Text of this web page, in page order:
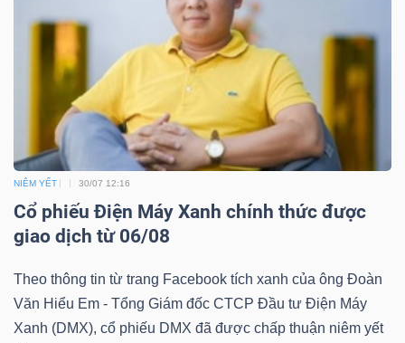
NIÊM YẾT 30/07 12:16
Cổ phiếu Điện Máy Xanh chính thức được
giao dịch từ 06/08
Theo thông tin từ trang Facebook tích xanh của ông Đoàn
Văn Hiểu Em - Tổng Giám đốc CTCP Đầu tư Điện Máy
Xanh (DMX), cổ phiếu DMX đã được chấp thuận niêm yết
YẾU
CHĂM
SÓC
SỨC
KHỎE
TÀI